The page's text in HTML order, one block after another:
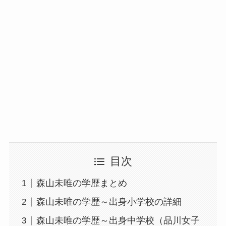
目次
森山未唯の学歴まとめ
森山未唯の学歴～出身小学校の詳細
森山未唯の学歴～出身中学校（品川女子